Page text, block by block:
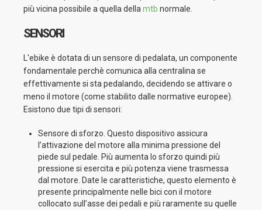
più vicina possibile a quella della mtb normale.
SENSORI
L'ebike è dotata di un sensore di pedalata, un componente
fondamentale perchè comunica alla centralina se
effettivamente si sta pedalando, decidendo se attivare o
meno il motore (come stabilito dalle normative europee).
Esistono due tipi di sensori:
Sensore di sforzo. Questo dispositivo assicura
l’attivazione del motore alla minima pressione del
piede sul pedale. Più aumenta lo sforzo quindi più
pressione si esercita e più potenza viene trasmessa
dal motore. Date le caratteristiche, questo elemento è
presente principalmente nelle bici con il motore
collocato sull’asse dei pedali e più raramente su quelle